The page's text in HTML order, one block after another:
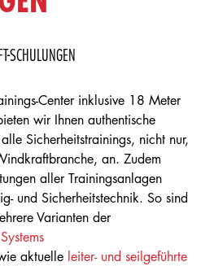
SCHULUNGEN
Center inklusive 18 Meter
wir Ihnen authentische
Sicherheitstrainings, nicht nur,
an. Zudem
aller Trainingsanlagen
und Sicherheitstechnik. So sind
Varianten der
aktuelle leiter- und seilgeführte